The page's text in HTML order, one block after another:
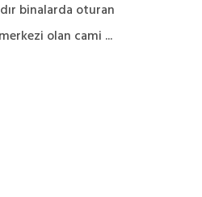
binalarda oturan
olan cami ...